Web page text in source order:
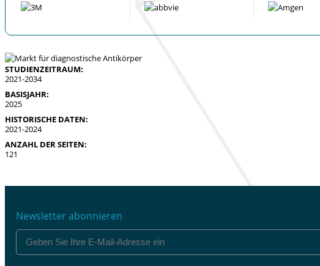
STUDIENZEITRAUM:
2021-2034
BASISJAHR:
2025
HISTORISCHE DATEN:
2021-2024
ANZAHL DER SEITEN:
121
Newsletter abonnieren